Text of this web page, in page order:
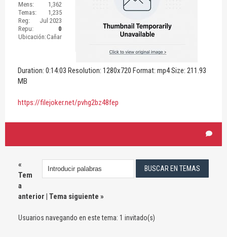
Mens:
1,362
Temas:
1,235
Reg:
Jul 2023
Repu:
0
Ubicación:Cañar
Duration: 0:14:03 Resolution: 1280x720 Format: mp4 Size: 211.93
MB
https://filejoker.net/pvhg2bz48fep
«
Tem
a
anterior | Tema siguiente »
Usuarios navegando en este tema: 1 invitado(s)